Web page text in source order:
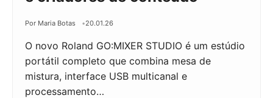
Por Maria Botas 20.01.26
O novo Roland GO:MIXER STUDIO é um estúdio
portátil completo que combina mesa de
mistura, interface USB multicanal e
processamento…